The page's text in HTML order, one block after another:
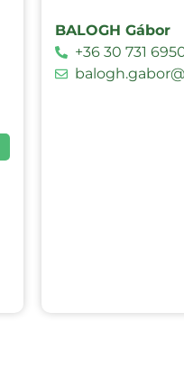
BALOGH Gábor
+36 30 731